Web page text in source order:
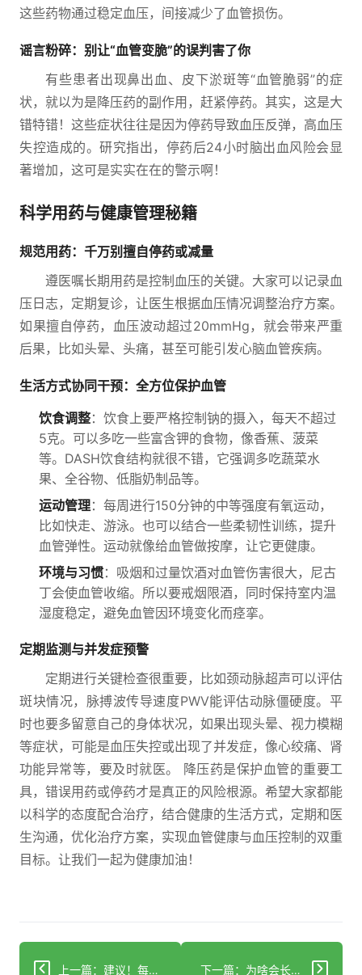
这些药物通过稳定血压，间接减少了血管损伤。
谣言粉碎：别让“血管变脆”的误判害了你
有些患者出现鼻出血、皮下淤斑等“血管脆弱”的症
状，就以为是降压药的副作用，赶紧停药。其实，这是大
错特错！这些症状往往是因为停药导致血压反弹，高血压
失控造成的。研究指出，停药后24小时脑出血风险会显
著增加，这可是实实在在的警示啊！
科学用药与健康管理秘籍
规范用药：千万别擅自停药或减量
遵医嘱长期用药是控制血压的关键。大家可以记录血
压日志，定期复诊，让医生根据血压情况调整治疗方案。
如果擅自停药，血压波动超过20mmHg，就会带来严重
后果，比如头晕、头痛，甚至可能引发心脑血管疾病。
生活方式协同干预：全方位保护血管
饮食调整：饮食上要严格控制钠的摄入，每天不超过
5克。可以多吃一些富含钾的食物，像香蕉、菠菜
等。DASH饮食结构就很不错，它强调多吃蔬菜水
果、全谷物、低脂奶制品等。
运动管理：每周进行150分钟的中等强度有氧运动，
比如快走、游泳。也可以结合一些柔韧性训练，提升
血管弹性。运动就像给血管做按摩，让它更健康。
环境与习惯：吸烟和过量饮酒对血管伤害很大，尼古
丁会使血管收缩。所以要戒烟限酒，同时保持室内温
湿度稳定，避免血管因环境变化而痉挛。
定期监测与并发症预警
定期进行关键检查很重要，比如颈动脉超声可以评估
斑块情况，脉搏波传导速度PWV能评估动脉僵硬度。平
时也要多留意自己的身体状况，如果出现头晕、视力模糊
等症状，可能是血压失控或出现了并发症，像心绞痛、肾
功能异常等，要及时就医。 降压药是保护血管的重要工
具，错误用药或停药才是真正的风险根源。希望大家都能
以科学的态度配合治疗，结合健康的生活方式，定期和医
生沟通，优化治疗方案，实现血管健康与血压控制的双重
目标。让我们一起为健康加油！
上一篇：建议！每年接种流感疫苗，做好防护远离流感威胁！ 下一篇：为啥会长黄褐斑和痤疮？科学防治妙招来了！